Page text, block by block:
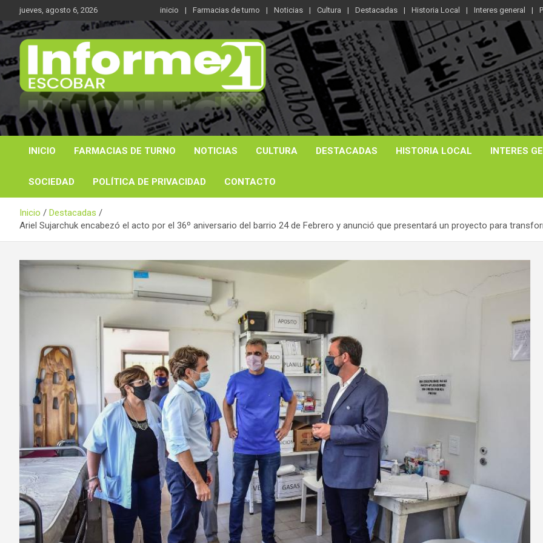
Saltar
al
contenido
jueves, agosto 6, 2026 inicio Farmacias de turno Noticias Cultura Destacadas Historia Local Interes general
Informe 21
Noticas reales
INICIO FARMACIAS DE TURNO NOTICIAS CULTURA DESTACADAS HISTORIA LOCAL INTERES
SOCIEDAD POLÍTICA DE PRIVACIDAD CONTACTO
Inicio
Destacadas
Ariel Sujarchuk encabezó el acto por el 36º aniversario del barrio 24 de Febrero y anunció que presentará un proyecto para